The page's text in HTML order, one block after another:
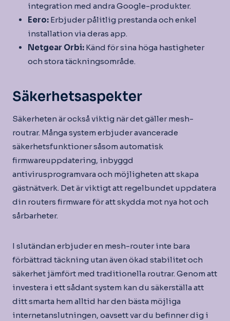
integration med andra Google-produkter.
Eero: Erbjuder pålitlig prestanda och enkel
installation via deras app.
Netgear Orbi: Känd för sina höga hastigheter
och stora täckningsområde.
Säkerhetsaspekter
Säkerheten är också viktig när det gäller mesh-
routrar. Många system erbjuder avancerade
säkerhetsfunktioner såsom automatisk
firmwareuppdatering, inbyggd
antivirusprogramvara och möjligheten att skapa
gästnätverk. Det är viktigt att regelbundet uppdatera
din routers firmware för att skydda mot nya hot och
sårbarheter.
I slutändan erbjuder en mesh-router inte bara
förbättrad täckning utan även ökad stabilitet och
säkerhet jämfört med traditionella routrar. Genom att
investera i ett sådant system kan du säkerställa att
ditt smarta hem alltid har den bästa möjliga
internetanslutningen, oavsett var du befinner dig i